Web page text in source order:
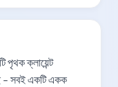
পৃথক ক্লায়েন্ট
- সবই একটি একক